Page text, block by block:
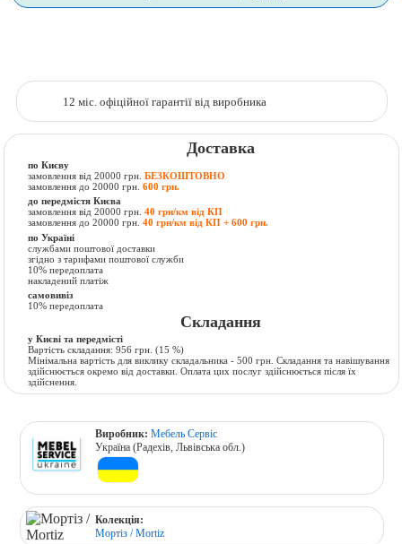
12 міс. офіційної гарантії від виробника
Доставка
по Києву
замовлення від 20000 грн.БЕЗКОШТОВНО
замовлення до 20000 грн.600 грн.
до передмістя Києва
замовлення від 20000 грн.40 грн/км від КП
замовлення до 20000 грн.40 грн/км від КП + 600 грн.
по Україні
службами поштової доставки
згідно з тарифами поштової служби
10% передоплата
накладений платіж
самовивіз
10% передоплата
Складання
у Києві та передмісті
Вартість складання:956 грн. (15 %)
Мінімальна вартість для виклику складальника - 500 грн. Складання та навішування
здійснюється окремо від доставки. Оплата цих послуг здійснюється після їх
здійснення.
Виробник:Мебель Сервіс
Україна (Радехів, Львівська обл.)
Колекція:
Мортіз / Mortiz